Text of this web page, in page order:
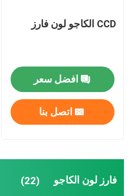
CCD الكاجو لون فارز
افضل سعر
اتصل بنا
فارز لون الكاجو (22)